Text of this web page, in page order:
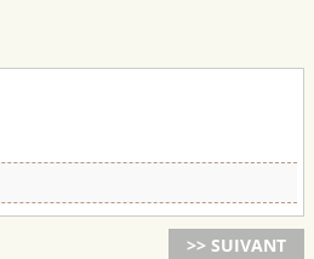
>> SUIVANT